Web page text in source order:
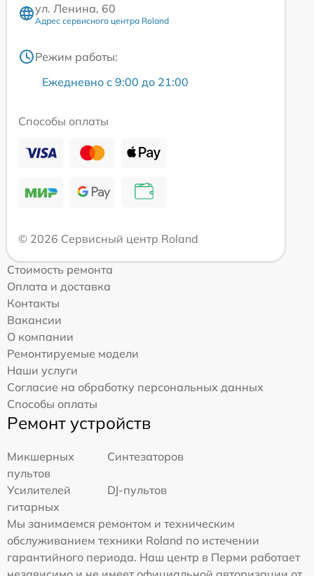
ул. Ленина, 60
Адрес сервисного центра Roland
Режим работы:
Ежедневно с 9:00 до 21:00
Способы оплаты
© 2026 Сервисный центр Roland
Стоимость ремонта
Оплата и доставка
Контакты
Вакансии
О компании
Ремонтируемые модели
Наши услуги
Согласие на обработку персональных данных
Способы оплаты
Ремонт устройств
Микшерных
пультов
Синтезаторов
Усилителей
гитарных
DJ-пультов
Мы занимаемся ремонтом и техническим
обслуживанием техники Roland по истечении
гарантийного периода. Наш центр в Перми работает